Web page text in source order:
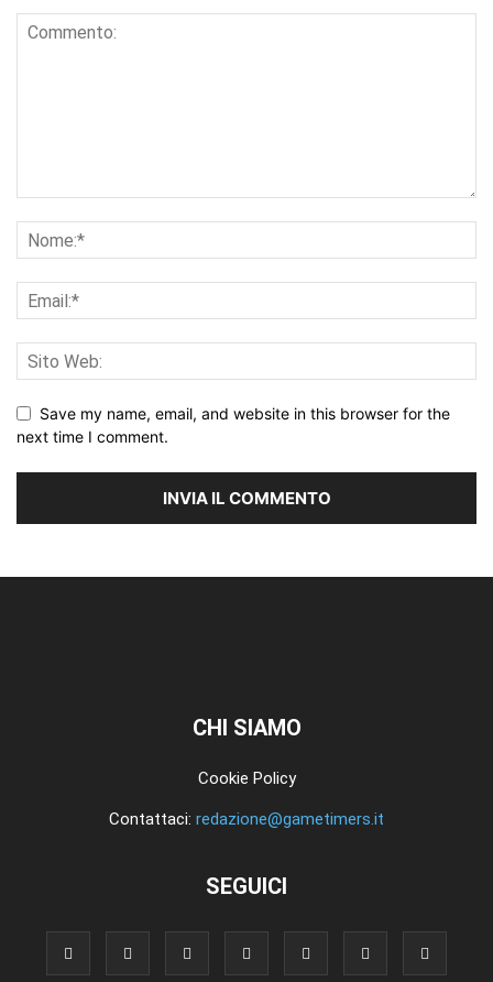
Save my name, email, and website in this browser for the
next time I comment.
CHI SIAMO
Cookie Policy
Contattaci: redazione@gametimers.it
SEGUICI